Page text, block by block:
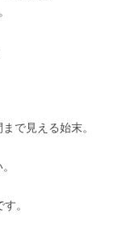
で見える始末。
。